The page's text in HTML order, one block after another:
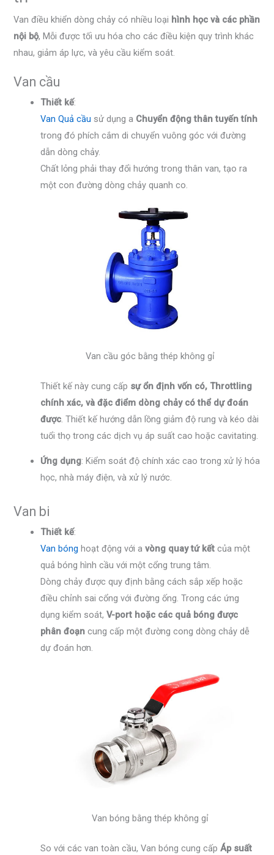
Van điều khiển dòng chảy có nhiều loại hình học và các phần
nội bộ, Mỗi được tối ưu hóa cho các điều kiện quy trình khác
nhau, giảm áp lực, và yêu cầu kiểm soát.
Van cầu
Thiết kế:
Van Quả cầu sử dụng a Chuyển động thân tuyến tính
trong đó phích cắm di chuyển vuông góc với đường
dẫn dòng chảy.
Chất lỏng phải thay đổi hướng trong thân van, tạo ra
một con đường dòng chảy quanh co.
Van cầu góc bằng thép không gỉ
Thiết kế này cung cấp sự ổn định vốn có, Throttling
chính xác, và đặc điểm dòng chảy có thể dự đoán
được . Thiết kế hướng dẫn lồng giảm độ rung và kéo dài
tuổi thọ trong các dịch vụ áp suất cao hoặc cavitating.
Ứng dụng: Kiểm soát độ chính xác cao trong xử lý hóa
học, nhà máy điện, và xử lý nước.
Van bi
Thiết kế:
Van bóng hoạt động với avòng quay tứ kết của một
quả bóng hình cầu với một cổng trung tâm.
Dòng chảy được quy định bằng cách sắp xếp hoặc
điều chỉnh sai cổng với đường ống. Trong các ứng
dụng kiểm soát,V-port hoặc các quả bóng được
phân đoạn cung cấp một đường cong dòng chảy dễ
dự đoán hơn.
Van bóng bằng thép không gỉ
So với các van toàn cầu, Van bóng cung cấpÁp suất